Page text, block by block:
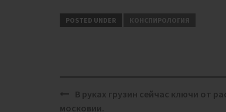
POSTED UNDER КОНСПИРОЛОГИЯ
Post
navigation
В руках грузин сейчас ключи от
московии.